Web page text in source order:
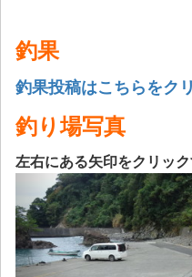
釣果
釣果投稿はこちらをク
釣り場写真
左右にある矢印をクリッ
Previous